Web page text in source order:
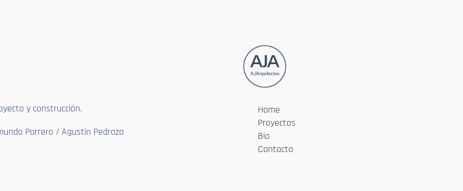
Home
Proyectos
Bio
Contacto
y construcción.
Porrero / Agustin Pedroza